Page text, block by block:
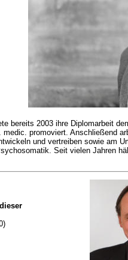
bereits 2003 ihre Diplomarbeit
promoviert. Anschließend
und vertreiben sowie am
Seit vielen Jahren